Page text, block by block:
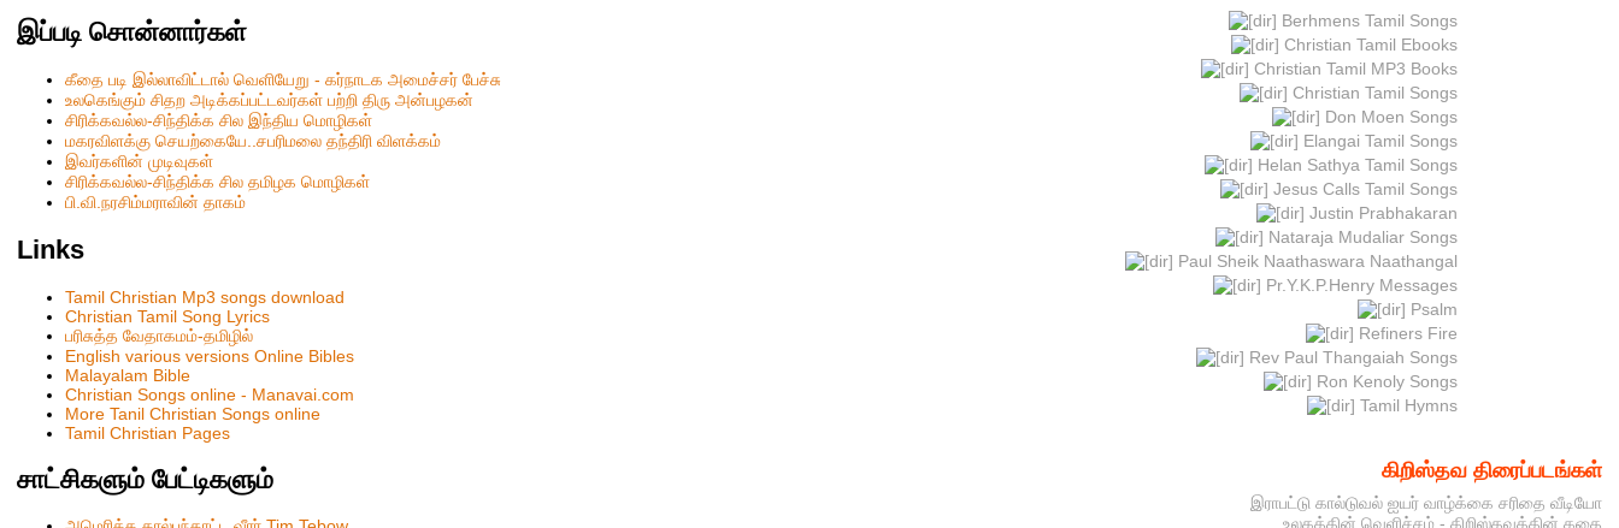
இப்படி சொன்னார்கள்
கீதை படி இல்லாவிட்டால் வெளியேறு - கர்நாடக அமைச்சர் பேச்சு
உலகெங்கும் சிதற அடிக்கப்பட்டவர்கள் பற்றி திரு அன்பழகன்
சிரிக்கவல்ல-சிந்திக்க சில இந்திய மொழிகள்
மகரவிளக்கு செயற்கையே..சபரிமலை தந்திரி விளக்கம்
இவர்களின் முடிவுகள்
சிரிக்கவல்ல-சிந்திக்க சில தமிழக மொழிகள்
பி.வி.நரசிம்மராவின் தாகம்
Links
Tamil Christian Mp3 songs download
Christian Tamil Song Lyrics
பரிசுத்த வேதாகமம்-தமிழில்
English various versions Online Bibles
Malayalam Bible
Christian Songs online - Manavai.com
More Tanil Christian Songs online
Tamil Christian Pages
சாட்சிகளும் பேட்டிகளும்
Berhmens Tamil Songs
Christian Tamil Ebooks
Christian Tamil MP3 Books
Christian Tamil Songs
Don Moen Songs
Elangai Tamil Songs
Helan Sathya Tamil Songs
Jesus Calls Tamil Songs
Justin Prabhakaran
Nataraja Mudaliar Songs
Paul Sheik Naathaswara Naathangal
Pr.Y.K.P.Henry Messages
Psalm
Refiners Fire
Rev Paul Thangaiah Songs
Ron Kenoly Songs
Tamil Hymns
கிறிஸ்தவ திரைப்படங்கள்
இராபட்டு கால்டுவல் ஐயர் வாழ்க்கை சரிதை வீடியோ
உலகத்தின் வெளிச்சம் - கிறிஸ்தவத்தின் கதை